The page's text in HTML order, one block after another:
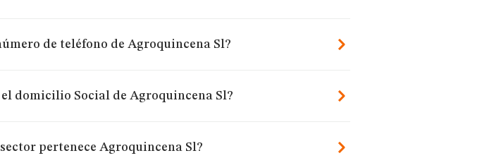
de teléfono de Agroquincena Sl?
el domicilio Social de Agroquincena Sl?
pertenece Agroquincena Sl?